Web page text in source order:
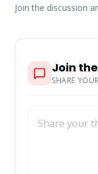
Join the discussion
Join
SHARE